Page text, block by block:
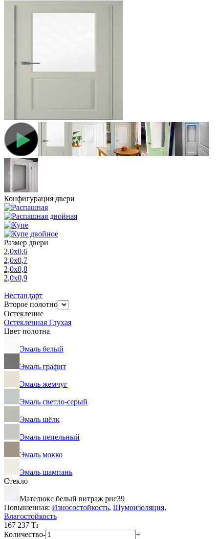
Конфигурация двери
Размер двери
2,0х0,6
2,0х0,7
2,0х0,8
2,0х0,9
Нестандарт
Второе полотно
Остекление
Остекленная Глухая
Цвет полотна
Эмаль белый
Эмаль графит
Эмаль жемчуг
Эмаль светло-серый
Эмаль шёлк
Эмаль пепельный
Эмаль мокко
Эмаль шампань
Стекло
Мателюкс белый витраж рис39
Повышенная: Износостойкость, Шумоизоляция,
Влагостойкость
167 237 Тг
Количество-
+